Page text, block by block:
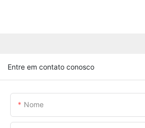
Entre em contato conosco
Nome